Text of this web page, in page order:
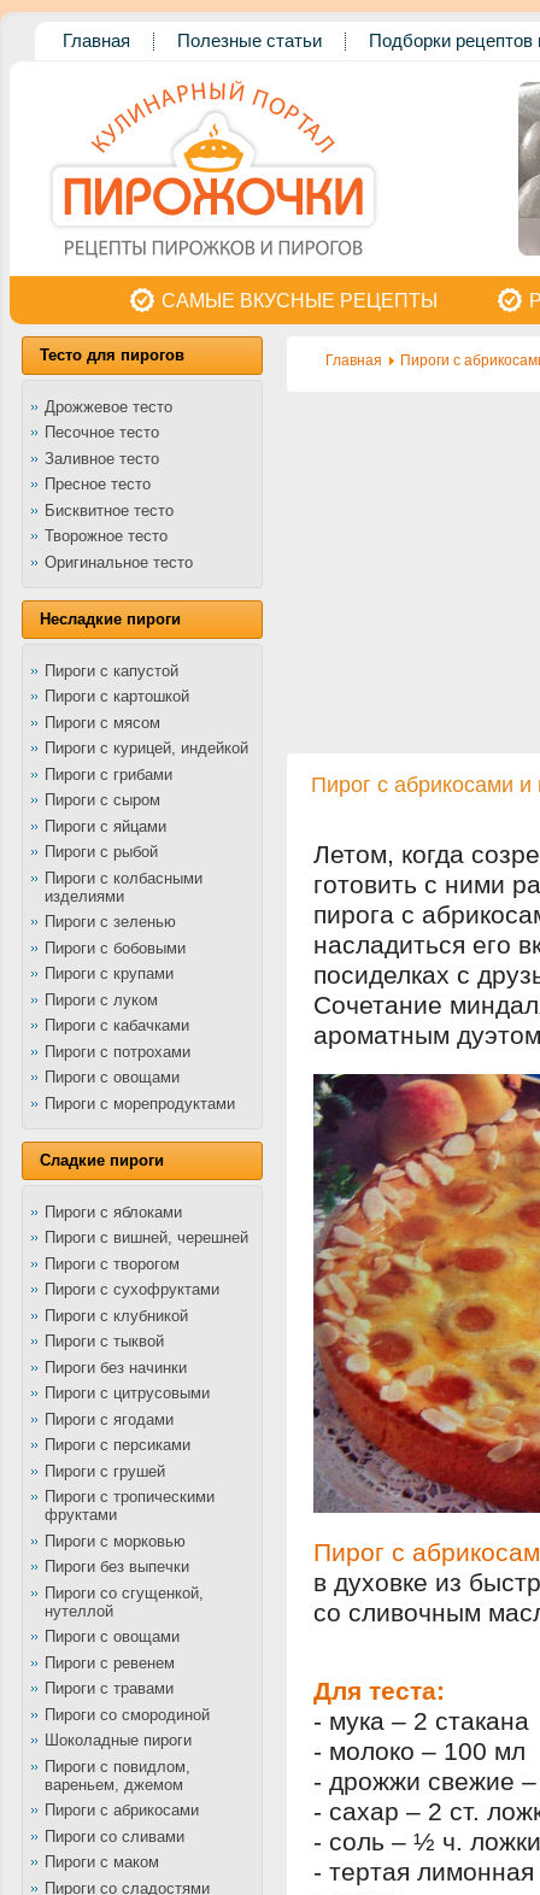
Главная Полезные статьи Подборки рецептов
САМЫЕ ВКУСНЫЕ РЕЦЕПТЫ
Тесто для пирогов
Дрожжевое тесто
Песочное тесто
Заливное тесто
Пресное тесто
Бисквитное тесто
Творожное тесто
Оригинальное тесто
Несладкие пироги
Пироги с капустой
Пироги с картошкой
Пироги с мясом
Пироги с курицей, индейкой
Пироги с грибами
Пироги с сыром
Пироги с яйцами
Пироги с рыбой
Пироги с колбасными
изделиями
Пироги с зеленью
Пироги с бобовыми
Пироги с крупами
Пироги с луком
Пироги с кабачками
Пироги с потрохами
Пироги с овощами
Пироги с морепродуктами
Сладкие пироги
Пироги с яблоками
Пироги с вишней, черешней
Пироги с творогом
Пироги с сухофруктами
Пироги с клубникой
Пироги с тыквой
Пироги без начинки
Пироги с цитрусовыми
Пироги с ягодами
Пироги с персиками
Пироги с грушей
Пироги с тропическими
фруктами
Пироги с морковью
Пироги без выпечки
Пироги со сгущенкой,
нутеллой
Пироги с овощами
Пироги с ревенем
Пироги с травами
Пироги со смородиной
Шоколадные пироги
Пироги с повидлом,
вареньем, джемом
Пироги с абрикосами
Пироги со сливами
Пироги с маком
Пироги со сладостями
Главная Пироги с
Пирог с абрикосами
Летом, когда
готовить с ними
пирога с
насладиться его
посиделках с
Сочетание
ароматным
Пирог с
в духовке из
со сливочным
Для теста:
- мука – 2 стакана
- молоко – 100 мл
- дрожжи свежие –
- сахар – 2 ст.
- соль – ½ ч. ложки
- тертая